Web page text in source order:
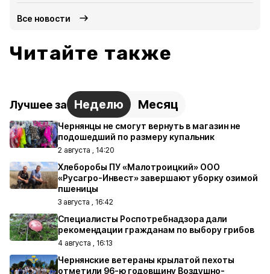
Все новости
Читайте также
Лучшее за Неделю Месяц
Чернянцы не смогут вернуть в магазин не
подошедший по размеру купальник
2 августа , 14:20
Хлеборобы ПУ «Малотроицкий» ООО
«Русагро-Инвест» завершают уборку озимой
пшеницы
3 августа , 16:42
Специалисты Роспотребнадзора дали
рекомендации гражданам по выбору грибов
4 августа , 16:13
Чернянские ветераны крылатой пехоты
отметили 96-ю годовщину Воздушно-